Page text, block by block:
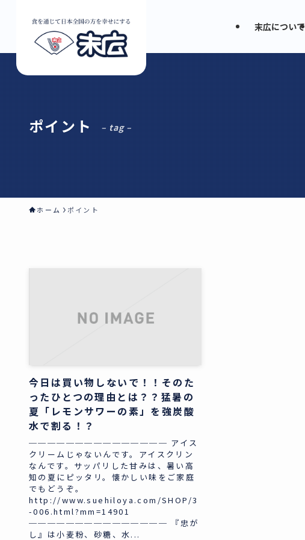
末広について
ポイント – tag –
ホーム ポイント
今日は買い物しないで！！そのた
ったひとつの理由とは？？猛暑の
夏「レモンサワーの素」を強炭酸
水で割る！？
─────────────── アイス
クリームじゃないんです。アイスクリン
なんです。サッパリした甘みは、暑い高
知の夏にピッタリ。懐かしい味をご家庭
でもどうぞ。
http://www.suehiloya.com/SHOP/3
-006.html?mm=14901
─────────────── 『忠が
し』は小麦粉、砂糖、水...